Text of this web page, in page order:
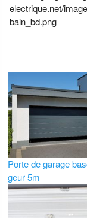
electrique.net/
bain_bd.png
Porte de garage
geur 5m